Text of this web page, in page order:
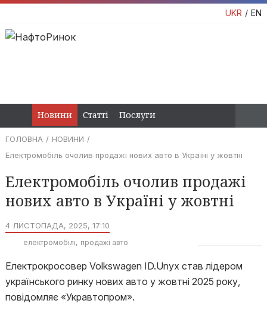
UKR EN
Новини Статті Послуги
ГОЛОВНА
НОВИНИ
Електромобіль очолив продажі нових авто в Україні у жовтні
Електромобіль очолив продажі
нових авто в Україні у жовтні
4 ЛИСТОПАДА, 2025, 17:10
електромобілі продажі авто
Електрокросовер Volkswagen ID.Unyx став лідером
українського ринку нових авто у жовтні 2025 року,
повідомляє «Укравтопром».